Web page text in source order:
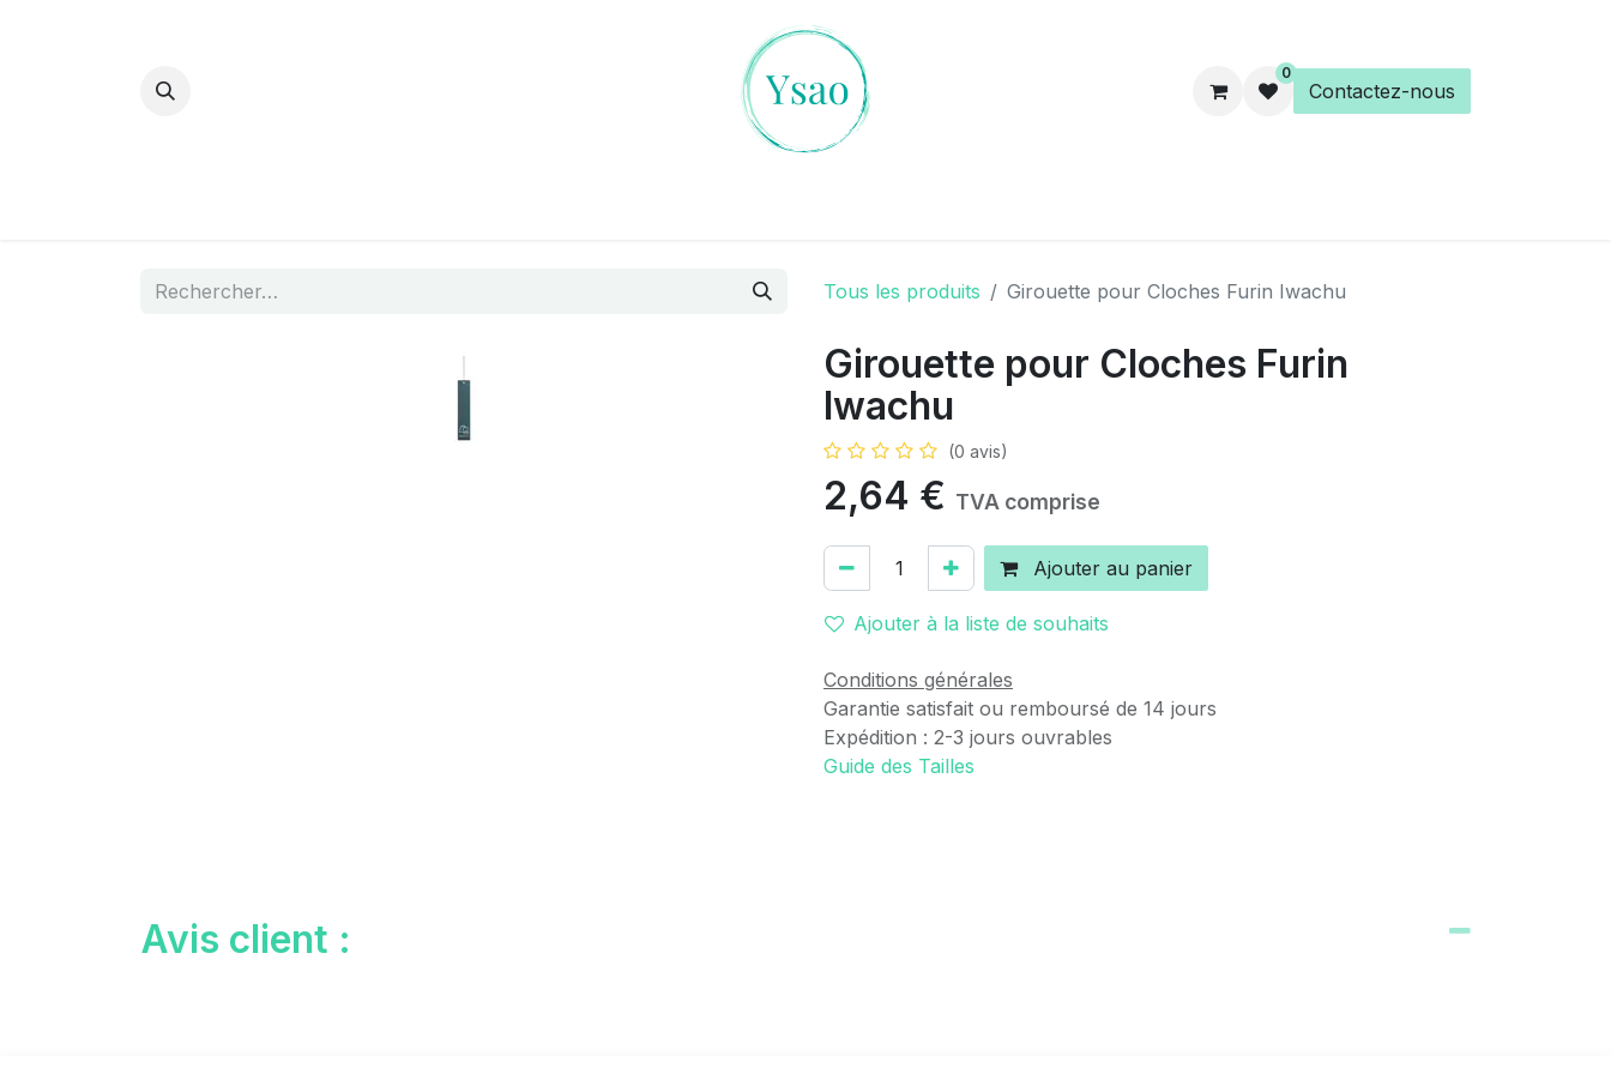
0
Contactez-nous
Tous les produits Girouette pour Cloches Furin Iwachu
Girouette pour Cloches Furin
Iwachu
(0 avis)
2,64 € TVA comprise
Ajouter au panier
Ajouter à la liste de souhaits
Conditions générales
Garantie satisfait ou remboursé de 14 jours
Expédition : 2-3 jours ouvrables
Guide des Tailles
Avis client :